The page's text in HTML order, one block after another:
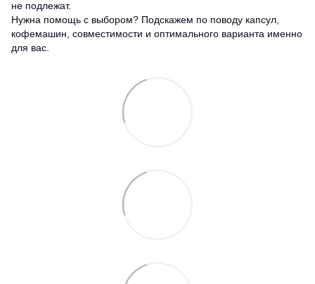
не подлежат.
Нужна помощь с выбором? Подскажем по поводу капсул,
кофемашин, совместимости и оптимального варианта именно
для вас.